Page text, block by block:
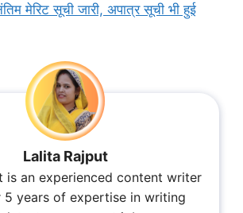
मेरिट सूची जारी, अपात्र सूची भी हुई
Lalita Rajput
is an experienced content writer
5 years of expertise in writing